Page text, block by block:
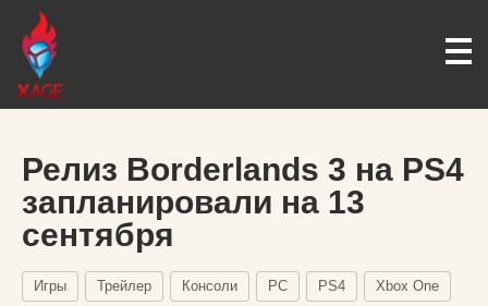
Релиз Borderlands 3 на PS4
запланировали на 13
сентября
Игры Трейлер Консоли PC PS4 Xbox One